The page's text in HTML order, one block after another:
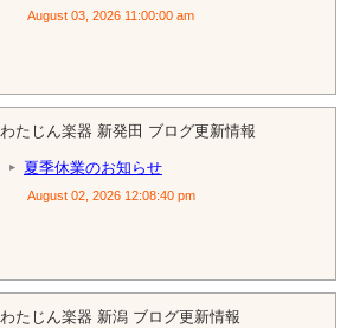
August 03, 2026 11:00:00 am
わたじん楽器 新発田 ブログ更新情報
夏季休業のお知らせ
August 02, 2026 12:08:40 pm
わたじん楽器 新潟 ブログ更新情報